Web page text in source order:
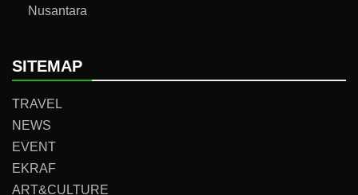
Nusantara
SITEMAP
TRAVEL
NEWS
EVENT
EKRAF
ART&CULTURE